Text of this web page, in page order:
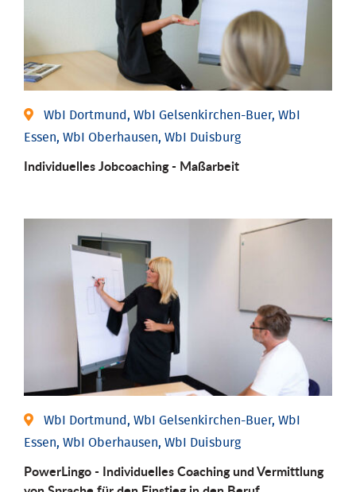
WbI Dortmund, WbI Gelsenkirchen-Buer, WbI
Essen, WbI Oberhausen, WbI Duisburg
Individu­elles Job­coaching - Maßarbeit
WbI Dortmund, WbI Gelsenkirchen-Buer, WbI
Essen, WbI Oberhausen, WbI Duisburg
PowerLingo - Individuelles Coaching und Vermittlung